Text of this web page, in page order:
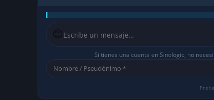
😊
Si tienes una cuenta en Sinologic, no